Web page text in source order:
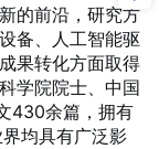
领跑者
能+智能运营+城
的前沿，研究方
备、人工智能驱
果转化方面取得
学院院士、中国
430余篇，拥有
均具有广泛影